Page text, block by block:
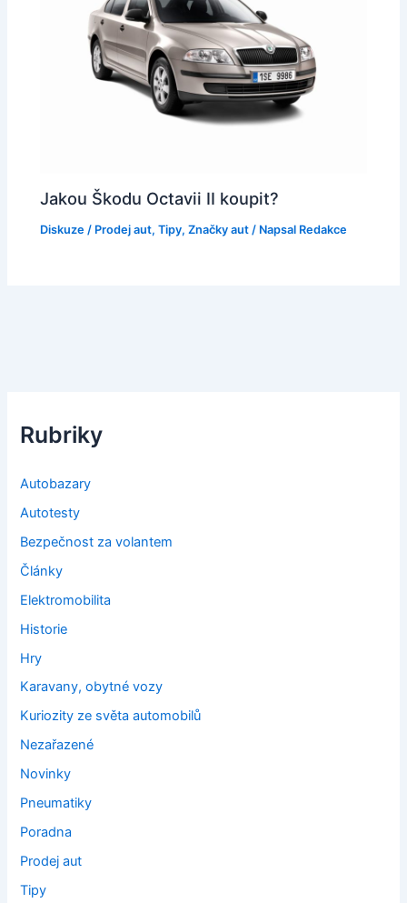
Jakou Škodu Octavii II koupit?
Diskuze / Prodej aut,Tipy,Značky aut / Napsal Redakce
Rubriky
Autobazary
Autotesty
Bezpečnost za volantem
Články
Elektromobilita
Historie
Hry
Karavany, obytné vozy
Kuriozity ze světa automobilů
Nezařazené
Novinky
Pneumatiky
Poradna
Prodej aut
Tipy